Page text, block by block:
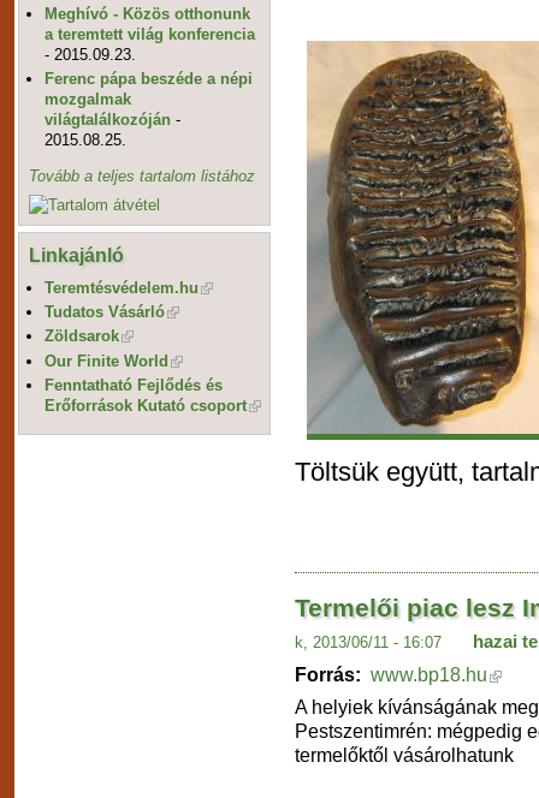
Meghívó - Közös otthonunk
a teremtett világ konferencia
- 2015.09.23.
Ferenc pápa beszéde a népi
mozgalmak
világtalálkozóján -
2015.08.25.
Tovább a teljes tartalom listához
Linkajánló
Teremtésvédelem.hu
Tudatos Vásárló
Zöldsarok
Our Finite World
Fenntatható Fejlődés és
Erőforrások Kutató csoport
Töltsük együtt,
Termelői piac lesz
k, 2013/06/11 - 16:07 hazai
Forrás: www.bp18.hu
A helyiek kívánságának
Pestszentimrén: mégpedig
termelőktől vásárolhatunk